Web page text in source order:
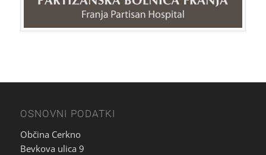
OSNOVNI PODATKI
Občina Cerkno
Bevkova ulica 9